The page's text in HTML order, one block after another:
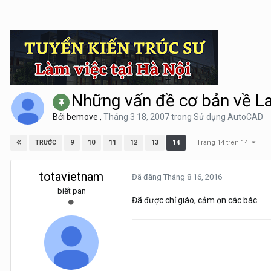
Những vấn đề cơ bản về
Bởi bemove , Tháng 3 18, 2007trong Sử dụng AutoCAD
TRƯỚC 9 10 11 12 13 14 Trang 14 trên 14
totavietnam
biết pan
Đã đăng Tháng 8 16, 2016
Đã được chỉ giáo, cảm ơn các bác